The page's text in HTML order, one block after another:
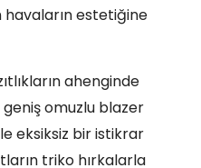
estetiğine
ahenginde
omuzlu blazer
eksiksiz bir istikrar
triko hırkalarla